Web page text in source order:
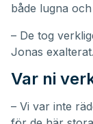
både lugna
– De tog
Jonas exalterat.
Var ni
– Vi var inte